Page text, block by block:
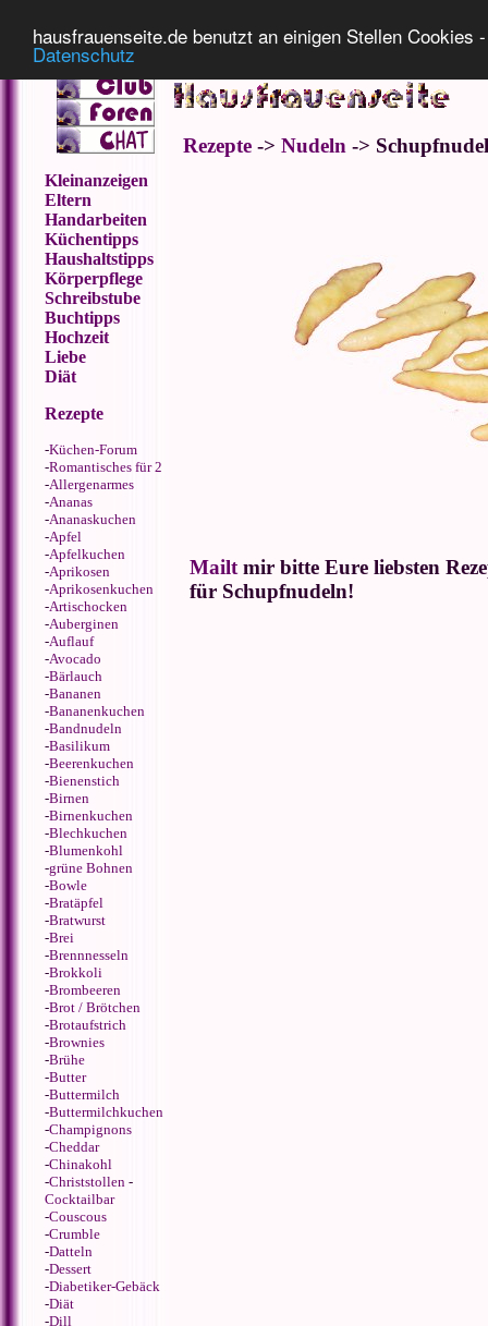
hausfrauenseite.de benutzt an einigen Stellen
Datenschutz
Kleinanzeigen
Eltern
Handarbeiten
Küchentipps
Haushaltstipps
Körperpflege
Schreibstube
Buchtipps
Hochzeit
Liebe
Diät
Rezepte
-Küchen-Forum
-Romantisches für 2
-Allergenarmes
-Ananas
-Ananaskuchen
-Apfel
-Apfelkuchen
-Aprikosen
-Aprikosenkuchen
-Artischocken
-Auberginen
-Auflauf
-Avocado
-Bärlauch
-Bananen
-Bananenkuchen
-Bandnudeln
-Basilikum
-Beerenkuchen
-Bienenstich
-Birnen
-Birnenkuchen
-Blechkuchen
-Blumenkohl
-grüne Bohnen
-Bowle
-Bratäpfel
-Bratwurst
-Brei
-Brennnesseln
-Brokkoli
-Brombeeren
-Brot / Brötchen
-Brotaufstrich
-Brownies
-Brühe
-Butter
-Buttermilch
-Buttermilchkuchen
-Champignons
-Cheddar
-Chinakohl
-Christstollen -
Cocktailbar
-Couscous
-Crumble
-Datteln
-Dessert
-Diabetiker-Gebäck
-Diät
-Dill
Rezepte -> Nudeln ->
Mailt mir bitte Eure liebsten
für Schupfnudeln!